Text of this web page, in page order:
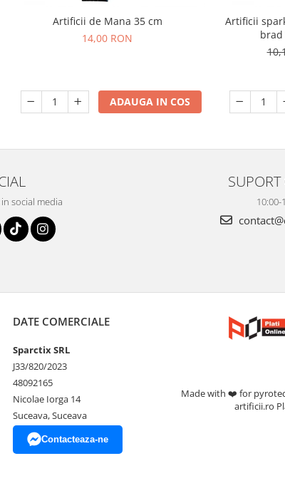
Artificii de Mana 35 cm
14,00 RON
ADAUGA IN COS
Artificii
brad
social media
SUPORT
10:00-
DATE COMERCIALE
Sparctix SRL
J33/820/2023
48092165
Nicolae Iorga 14
Suceava, Suceava
Contacteaza-ne
Made with ❤️ for
artificii.ro